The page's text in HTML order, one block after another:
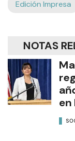
Edición Impresa
NOTAS
en